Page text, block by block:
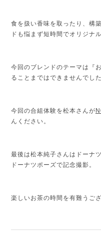
食を扱い香味を取ったり、構
ドも悩まず短時間でオリジナ
今回のブレンドのテーマは『
ることまではできませんでし
今回の合組体験を松本さんが
んください。
最後は松本純子さんはドーナ
ドーナツポーズで記念撮影。
楽しいお茶の時間を有難うご